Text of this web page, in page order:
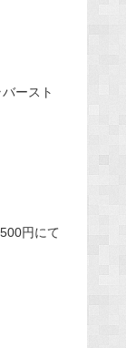
ースト
円にて